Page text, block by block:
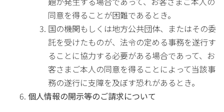
同意を得ることが困難であるとき。
国の機関もしくは地方公共団体、またはその委
託を受けたものが、法令の定める事務を遂行す
ることに協力する必要がある場合であって、お
客さまご本人の同意を得ることによって当該事
務の遂行に支障を及ぼす恐れがあるとき。
個人情報の開示等のご請求について